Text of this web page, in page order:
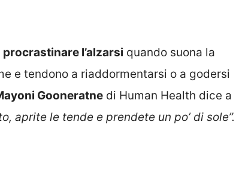
l’alzarsi quando suona la
e tendono a riaddormentarsi o a godersi
Gooneratne di Human Health dice a
aprite le tende e prendete un po’ di sole”.